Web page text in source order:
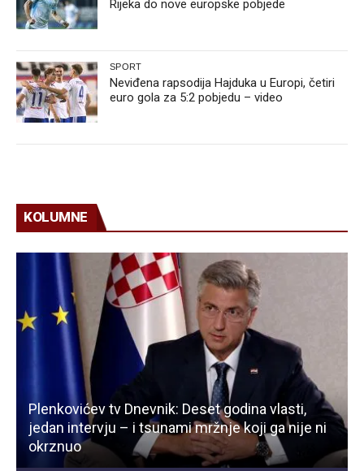
Rijeka do nove europske pobjede
SPORT
Neviđena rapsodija Hajduka u Europi, četiri
euro gola za 5:2 pobjedu – video
KOLUMNE
Plenkovićev tv Dnevnik: Deset godina vlasti,
jedan intervju – i tsunami mržnje koji ga nije ni
okrznuo